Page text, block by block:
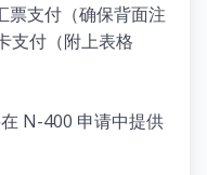
票支付（确保背面注
支付（附上表格
N-400 申请中提供